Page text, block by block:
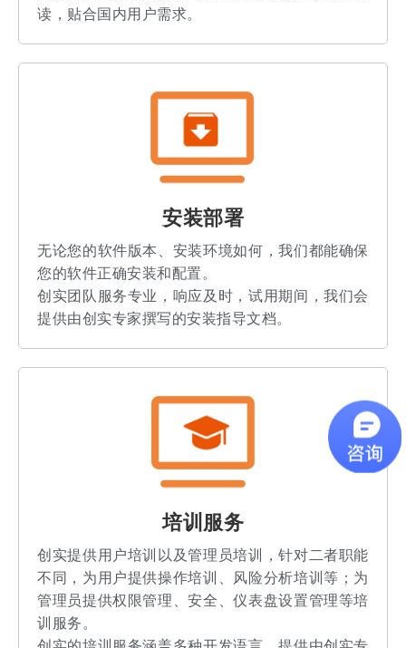
读，贴合国内用户需求。
安装部署
无论您的软件版本、安装环境如何，我们都能确保
您的软件正确安装和配置。
创实团队服务专业，响应及时，试用期间，我们会
提供由创实专家撰写的安装指导文档。
培训服务
创实提供用户培训以及管理员培训，针对二者职能
不同，为用户提供操作培训、风险分析培训等；为
管理员提供权限管理、安全、仪表盘设置管理等培
训服务。